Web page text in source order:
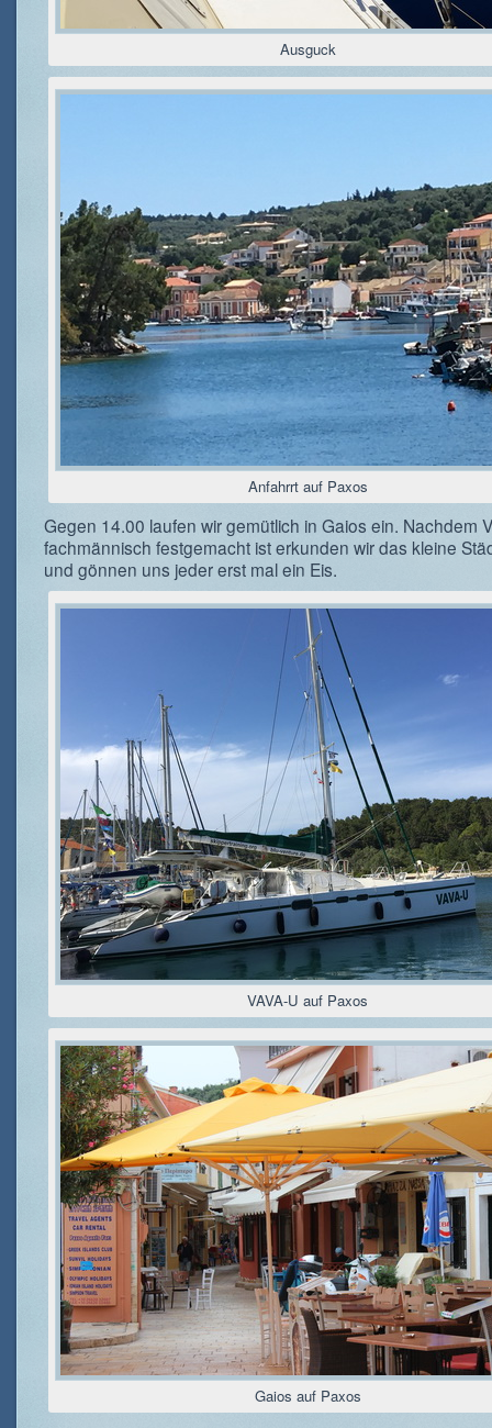
Ausguck
Anfahrrt auf Paxos
Gegen 14.00 laufen wir gemütlich in Gaios ein. Nachdem
fachmännisch festgemacht ist erkunden wir das kleine
und gönnen uns jeder erst mal ein Eis.
VAVA-U auf Paxos
Gaios auf Paxos